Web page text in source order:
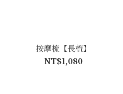
按摩梳【長梳】
NT$1,080